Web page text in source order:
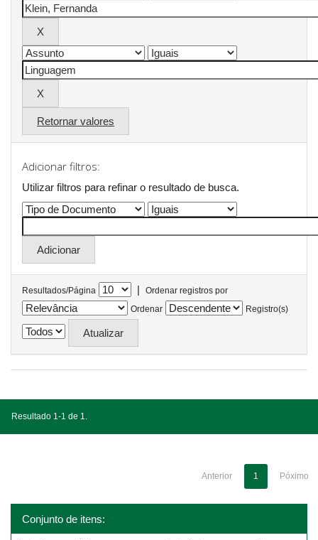
Retornar valores
Adicionar filtros:
Utilizar filtros para refinar o resultado de busca.
Resultados/Página |
Ordenar registros por
Ordenar
Registro(s)
Resultado 1-1 de 1.
Anterior 1 Póximo
Conjunto de itens: